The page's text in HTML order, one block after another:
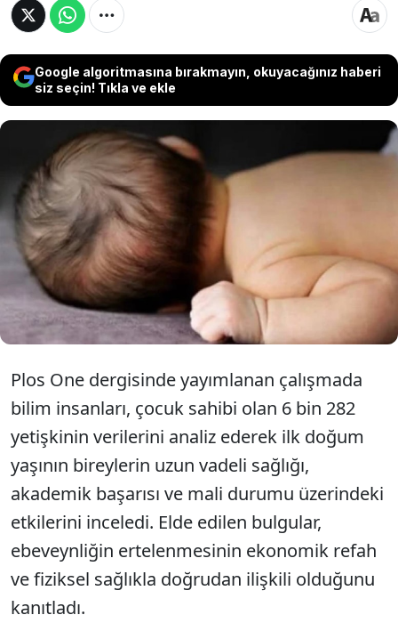
Google algoritmasına bırakmayın, okuyacağınız haberi
siz seçin! Tıkla ve ekle
Kanada'daki New Brunswick Üniversitesi
tarafından yürütülen kapsamlı bir araştırma,
ilk çocuk sahibi olmak için en uygun yaş
aralığının 26 ile 31 arası olduğunu, ideal
noktanın ise 29 yaş olduğunu ortaya koydu.
Plos One dergisinde yayımlanan çalışmada
bilim insanları, çocuk sahibi olan 6 bin 282
yetişkinin verilerini analiz ederek ilk doğum
yaşının bireylerin uzun vadeli sağlığı,
akademik başarısı ve mali durumu üzerindeki
etkilerini inceledi. Elde edilen bulgular,
ebeveynliğin ertelenmesinin ekonomik refah
ve fiziksel sağlıkla doğrudan ilişkili olduğunu
kanıtladı.